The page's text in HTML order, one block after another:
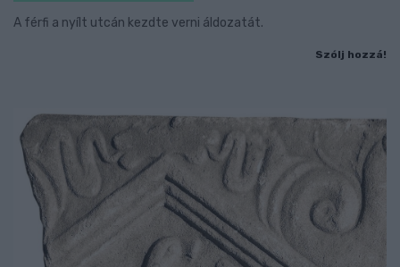
A férfi a nyílt utcán kezdte verni áldozatát.
Szólj hozzá!